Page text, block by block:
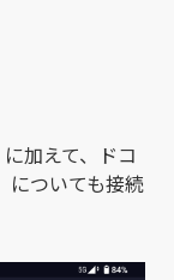
に加えて、ドコ
についても接続